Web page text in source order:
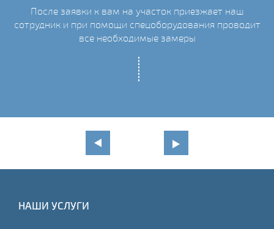
После заявки к вам на участок приезжает наш
сотрудник и при помощи спецоборудования проводит
все необходимые замеры
НАШИ УСЛУГИ